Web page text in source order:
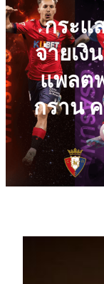
กระแ
จ่ายเงิ
แพลต
กราน